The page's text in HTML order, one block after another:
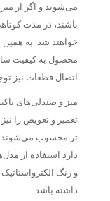
می‌شوند و اگر از
باشند، در مدت
خواهند شد. به همین
محصول به کیفیت
اتصال قطعات نیز
میز و صندلی‌های
تعمیر و تعویض را
تر محسوب می‌شوند.
دارد استفاده از
و رنگ
داشته باشد.